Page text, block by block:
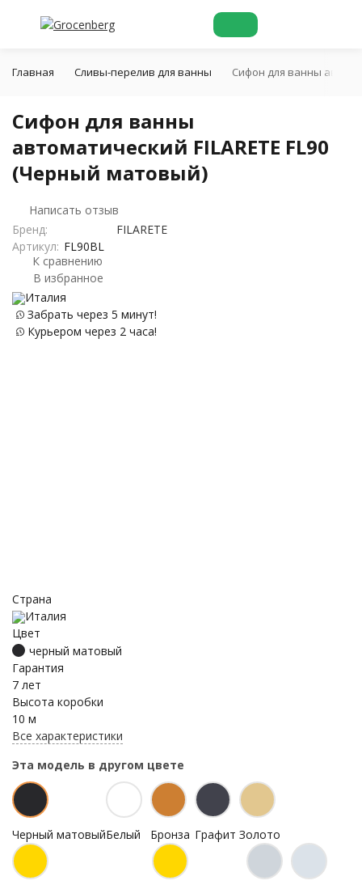
Главная Cливы-перелив для ванны Сифон для ванны
Сифон для ванны
автоматический FILARETE FL90
(Черный матовый)
Написать отзыв
Бренд:
FILARETE
Артикул: FL90BL
К сравнению
В избранное
Италия
Забрать через 5 минут!
Курьером через 2 часа!
Страна
Италия
Цвет
черный матовый
Гарантия
7 лет
Высота коробки
10 м
Все характеристики
Эта модель в другом цвете
Черный матовыйБелый Бронза Графит Золото